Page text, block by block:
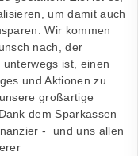
um damit auch
Wir kommen
nach, der
ist, einen
und Aktionen zu
großartige
dem Sparkassen
- und uns allen